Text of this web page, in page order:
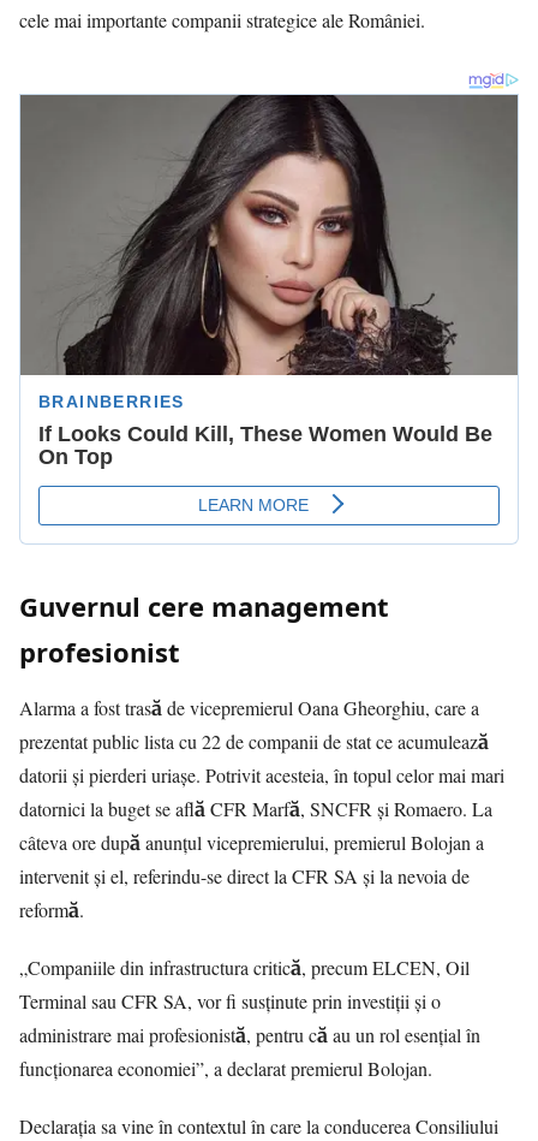
cele mai importante companii strategice ale României.
Guvernul cere management
profesionist
Alarma a fost trasă de vicepremierul Oana Gheorghiu, care a
prezentat public lista cu 22 de companii de stat ce acumulează
datorii și pierderi uriașe. Potrivit acesteia, în topul celor mai mari
datornici la buget se află CFR Marfă, SNCFR și Romaero. La
câteva ore după anunțul vicepremierului, premierul Bolojan a
intervenit și el, referindu-se direct la CFR SA și la nevoia de
reformă.
„Companiile din infrastructura critică, precum ELCEN, Oil
Terminal sau CFR SA, vor fi susținute prin investiții și o
administrare mai profesionistă, pentru că au un rol esențial în
funcționarea economiei”, a declarat premierul Bolojan.
Declarația sa vine în contextul în care la conducerea Consiliului